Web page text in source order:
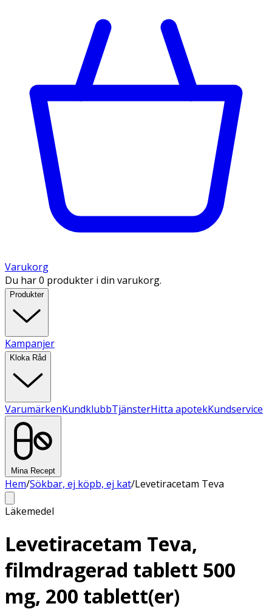
Varukorg
Du har 0 produkter i din varukorg.
Produkter
Kampanjer
Kloka Råd
VarumärkenKundklubbTjänsterHitta apotekKundservice
Mina Recept
Hem/Sökbar, ej köpb, ej kat/Levetiracetam Teva
Läkemedel
Levetiracetam Teva,
filmdragerad tablett 500
mg, 200 tablett(er)